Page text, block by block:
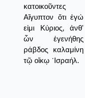
κατοικοῦντες
Αἴγυπτον ὅτι ἐγώ
εἰμι Κύριος, ἀνθ'
ὧν ἐγενήθης
ράβδος καλαμίνη
τῷ οἴκῳ ᾿Ισραήλ.